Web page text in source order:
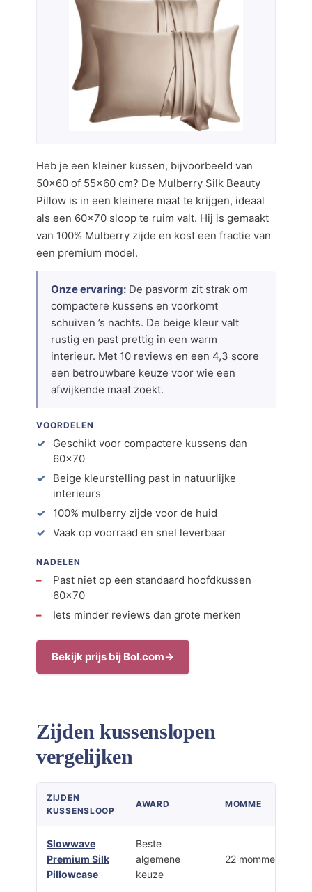
Heb je een kleiner kussen, bijvoorbeeld van
50×60 of 55×60 cm? De Mulberry Silk Beauty
Pillow is in een kleinere maat te krijgen, ideaal
als een 60×70 sloop te ruim valt. Hij is gemaakt
van 100% Mulberry zijde en kost een fractie van
een premium model.
Onze ervaring: De pasvorm zit strak om
compactere kussens en voorkomt
schuiven ’s nachts. De beige kleur valt
rustig en past prettig in een warm
interieur. Met 10 reviews en een 4,3 score
een betrouwbare keuze voor wie een
afwijkende maat zoekt.
VOORDELEN
Geschikt voor compactere kussens dan
60×70
Beige kleurstelling past in natuurlijke
interieurs
100% mulberry zijde voor de huid
Vaak op voorraad en snel leverbaar
NADELEN
Past niet op een standaard hoofdkussen
60×70
Iets minder reviews dan grote merken
Bekijk prijs bij Bol.com
Zijden kussenslopen
vergelijken
ZIJDEN
KUSSENSLOOP
AWARD MOMME
Slowwave
Premium Silk
Pillowcase
Beste
algemene
keuze
22 momme